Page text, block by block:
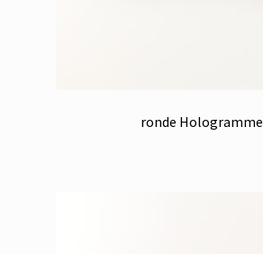
ronde Hologramme